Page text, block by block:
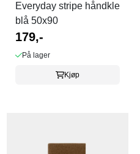
Everyday stripe håndkle
blå 50x90
179,-
På lager
Kjøp